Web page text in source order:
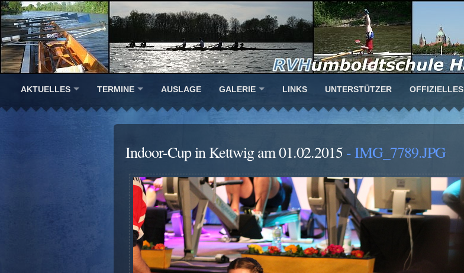
AKTUELLES TERMINE AUSLAGE GALERIE LINKS UNTERSTÜTZER OFFIZIELLES
Indoor-Cup in Kettwig am 01.02.2015 - IMG_7789.JPG